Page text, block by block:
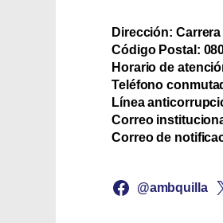
Dirección:
Código Postal:
Horario de
Teléfono
Línea
Correo
Correo de
@ambquilla